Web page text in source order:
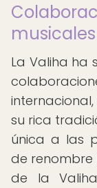
La Valiha ha
su rica
única a las
de renombre
de la